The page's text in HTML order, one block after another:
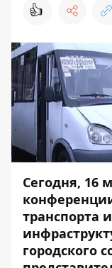
👍
Сегодня, 16
транспорта
городского